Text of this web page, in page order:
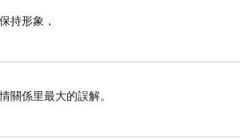
持形象，
關係里最大的誤解。